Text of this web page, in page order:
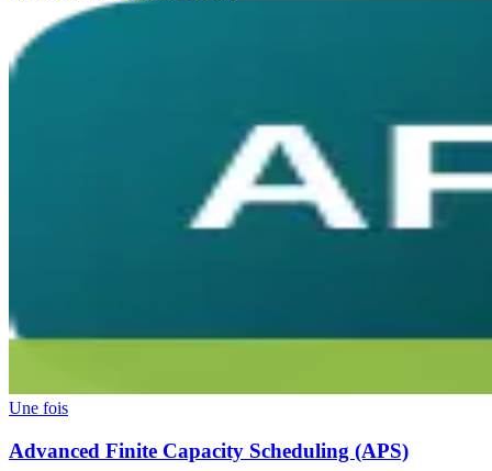
Une fois
Advanced Finite Capacity Scheduling (APS)